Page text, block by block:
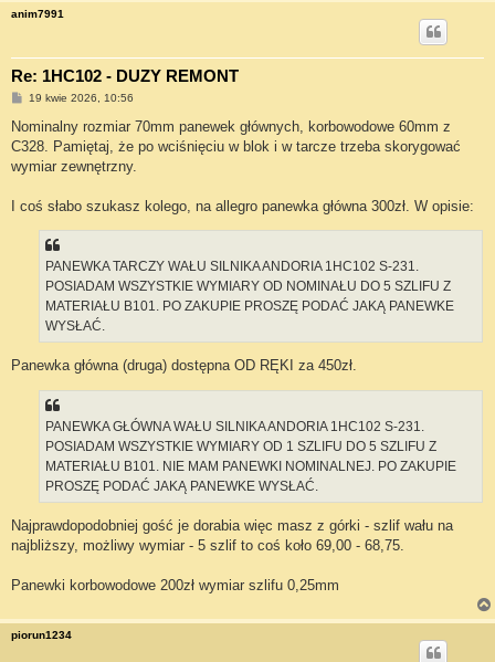
anim7991
Re: 1HC102 - DUZY REMONT
P
s
19 kwie 2026, 10:56
Nominalny rozmiar 70mm panewek głównych, korbowodowe 60mm z
C328. Pamiętaj, że po wciśnięciu w blok i w tarcze trzeba skorygować
wymiar zewnętrzny.
I coś słabo szukasz kolego, na allegro panewka główna 300zł. W opisie:
PANEWKA TARCZY WAŁU SILNIKA ANDORIA 1HC102 S-231.
POSIADAM WSZYSTKIE WYMIARY OD NOMINAŁU DO 5 SZLIFU Z
MATERIAŁU B101. PO ZAKUPIE PROSZĘ PODAĆ JAKĄ PANEWKE
WYSŁAĆ.
Panewka główna (druga) dostępna OD RĘKI za 450zł.
PANEWKA GŁÓWNA WAŁU SILNIKA ANDORIA 1HC102 S-231.
POSIADAM WSZYSTKIE WYMIARY OD 1 SZLIFU DO 5 SZLIFU Z
MATERIAŁU B101. NIE MAM PANEWKI NOMINALNEJ. PO ZAKUPIE
PROSZĘ PODAĆ JAKĄ PANEWKE WYSŁAĆ.
Najprawdopodobniej gość je dorabia więc masz z górki - szlif wału na
najbliższy, możliwy wymiar - 5 szlif to coś koło 69,00 - 68,75.
Panewki korbowodowe 200zł wymiar szlifu 0,25mm
piorun1234